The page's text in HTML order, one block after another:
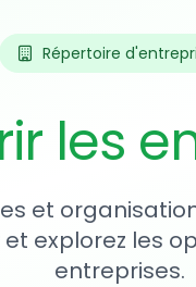
Répertoire
les
et
explorez les
entreprises.